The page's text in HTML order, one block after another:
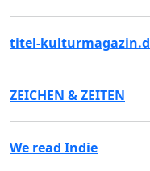
titel-
ZEICHEN & ZEITEN
We read Indie